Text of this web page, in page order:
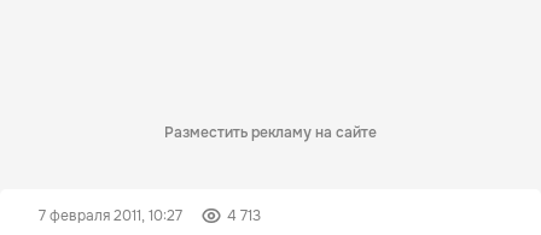
Разместить рекламу на сайте
7 февраля 2011, 10:27 4 713